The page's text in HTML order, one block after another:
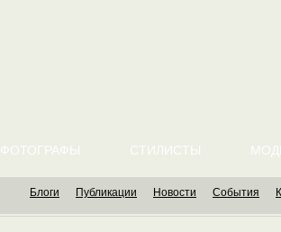
ФОТОГРАФЫ СТИЛИСТЫ
Блоги Публикации Новости События